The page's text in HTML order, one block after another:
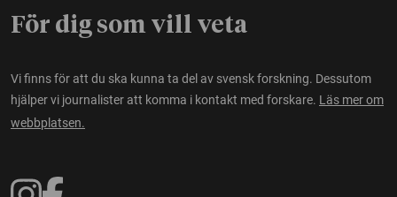
För dig som vill veta
Vi finns för att du ska kunna ta del av svensk forskning. Dessutom
hjälper vi journalister att komma i kontakt med forskare. Läs mer om
webbplatsen.